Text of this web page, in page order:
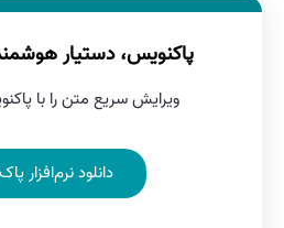
پاکنویس، دستیار
ویرایش سریع متن را با
دانلود نرم‌افزار